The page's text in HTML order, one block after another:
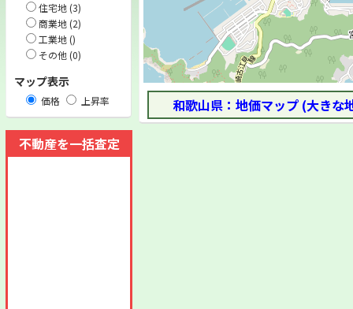
住宅地 (3)
商業地 (2)
工業地 ()
その他 (0)
マップ表示
価格 上昇率
不動産を一括査定
和歌山県：地価マップ (大きな